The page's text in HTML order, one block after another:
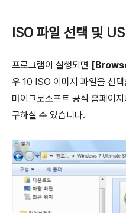
ISO 파일 선택 및
프로그램이 실행되면
우 10 ISO 이미지 파일을 선
마이크로소프트 공식 홈페이
구하실 수 있습니다.